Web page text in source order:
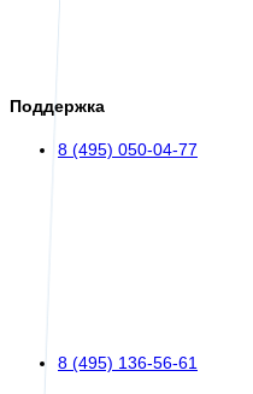
Поддержка
8 (495) 050-04-77
8 (495) 136-56-61